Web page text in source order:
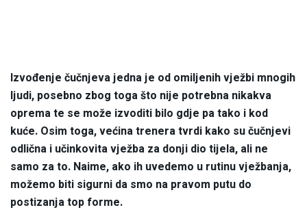
Izvođenje čučnjeva jedna je od omiljenih vježbi mnogih
ljudi, posebno zbog toga što nije potrebna nikakva
oprema te se može izvoditi bilo gdje pa tako i kod
kuće. Osim toga, većina trenera tvrdi kako su čučnjevi
odlična i učinkovita vježba za donji dio tijela, ali ne
samo za to. Naime, ako ih uvedemo u rutinu vježbanja,
možemo biti sigurni da smo na pravom putu do
postizanja top forme.